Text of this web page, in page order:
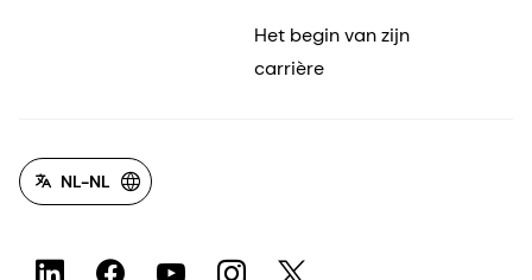
Het begin van zijn
carrière
NL-NL